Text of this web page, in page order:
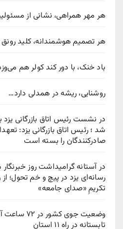
هر مهر همراهی، نشانی از
هر تصمیم هوشمندانه، کلید رونق
باد خنک، با دور کند کولر هم
روشنایی، ریشه در همدلی دارد…
در نشست رئیس اتاق بازرگانی
شد ؛ رئیس اتاق بازرگانی یزد:
صادرکنندگان را بسته است
در آستانه گرامیداشت روز
رسانه‌ای یزد در پیچ‌ و خم تحول؛ از
تکریمِ «صدای جامعه»
وضعیت جوی
تابستانه در راه ۱۱ استان